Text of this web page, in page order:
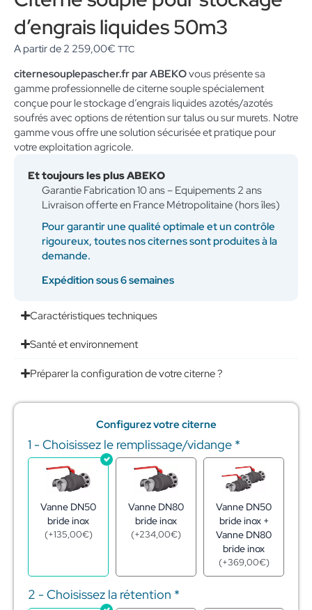
d’engrais liquides 50m3
A partir de 2 259,00€ TTC
citernesouplepascher.fr par ABEKOvous présente sa
gamme professionnelle de citerne souple spécialement
conçue pour le stockage d’engrais liquides azotés/azotés
soufrés avec options de rétention sur talus ou sur murets. Notre
gamme vous offre une solution sécurisée et pratique pour
votre exploitation agricole.
Et toujours les plus ABEKO
Garantie Fabrication 10 ans – Equipements 2 ans
Livraison offerte en France Métropolitaine (hors îles)
Pour garantir une qualité optimale et un contrôle
rigoureux, toutes nos citernes sont produites à la
demande.
Expédition sous 6 semaines
Caractéristiques techniques
Santé et environnement
Préparer la configuration de votre citerne ?
Configurez votre citerne
1 - Choisissez le remplissage/vidange *
Vanne DN50
bride inox
(+135,00€)
Vanne DN80
bride inox
(+234,00€)
Vanne DN50
bride inox +
Vanne DN80
bride inox
(+369,00€)
2 - Choisissez la rétention *
quantité
de
Citerne
souple
stockage
d'engrais
liquides